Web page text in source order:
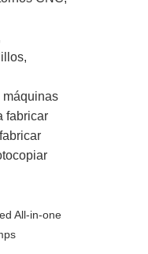
máquinas
fabricar